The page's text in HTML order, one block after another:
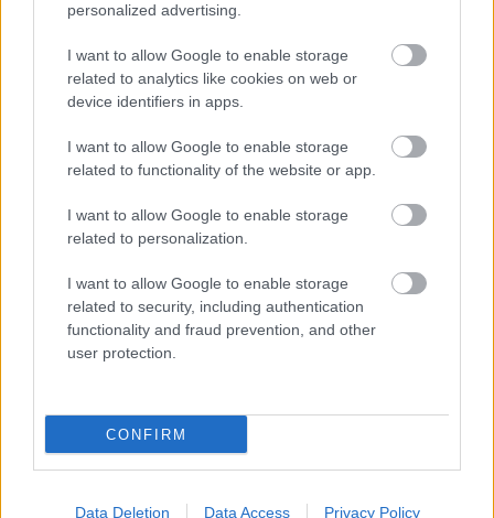
personalized advertising.
I want to allow Google to enable storage
related to analytics like cookies on web or
device identifiers in apps.
I want to allow Google to enable storage
related to functionality of the website or app.
I want to allow Google to enable storage
related to personalization.
I want to allow Google to enable storage
related to security, including authentication
functionality and fraud prevention, and other
user protection.
CONFIRM
Data Deletion Data Access Privacy Policy
in2life team
Γεννήθηκε τον Νοέμβριο του 2005, βρήκε τον δρόμο της
(μαζί με την έμπνευση) στα στενά της Αθήνας, κι από τότε
συνοικιακά κουτούκια και σε τρέντι μπαρ, και θα σου μιλήσει
με τον ίδιο ενθουσιασμό για τα ταξίδια της, τα νέα της
και τις τελευταίες τάσεις σε διατροφή και άσκηση. Υπόσχεται